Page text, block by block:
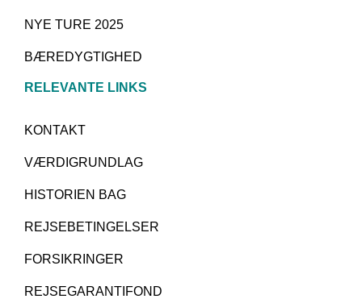
NYE TURE 2025
BÆREDYGTIGHED
RELEVANTE LINKS
KONTAKT
VÆRDIGRUNDLAG
HISTORIEN BAG
REJSEBETINGELSER
FORSIKRINGER
REJSEGARANTIFOND